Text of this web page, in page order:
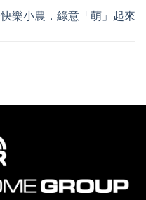
快樂小農．綠意「萌」起來